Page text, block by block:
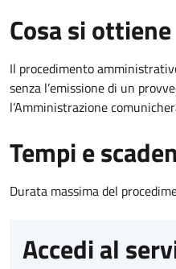
Cosa si ottiene
Il procedimento
senza l’emissione di un
l’Amministrazione
Tempi e
Durata massima del
Accedi al